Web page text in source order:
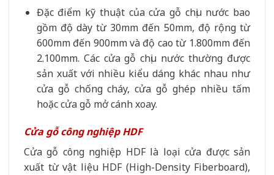
Đặc điểm kỹ thuật của cửa gỗ chịu nước bao
gồm độ dày từ 30mm đến 50mm, độ rộng từ
600mm đến 900mm và độ cao từ 1.800mm đến
2.100mm. Các cửa gỗ chịu nước thường được
sản xuất với nhiều kiểu dáng khác nhau như
cửa gỗ chống cháy, cửa gỗ ghép nhiều tấm
hoặc cửa gỗ mở cánh xoay.
Cửa gỗ công nghiệp HDF
Cửa gỗ công nghiệp HDF là loại cửa được sản
xuất từ vật liệu HDF (High-Density Fiberboard),